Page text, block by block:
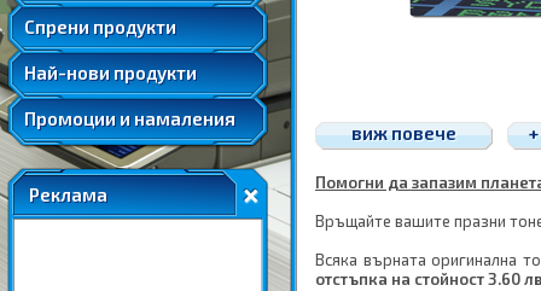
Спрени продукти
Удължени и допълнителни гаранции
Най-нови продукти
Промоции и намаления
Реклама
виж повече
Помогни да запазим
Връщайте вашите празни
Всяка върната оригинална
отстъпка на стойност 3.60